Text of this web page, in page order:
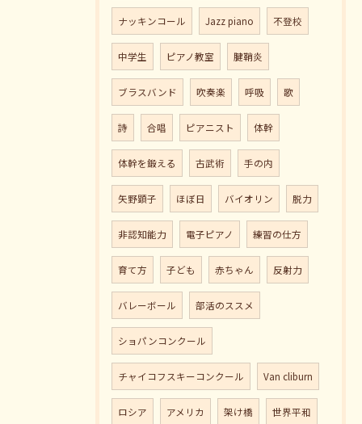
ナッキンコール Jazz piano 不登校
中学生 ピアノ教室 腱鞘炎
ブラスバンド 吹奏楽 呼吸 歌
詩 合唱 ピアニスト 体幹
体幹を鍛える 古武術 手の内
矢野顕子 ほぼ日 バイオリン 脱力
非認知能力 電子ピアノ 練習の仕方
育て方 子ども 赤ちゃん 反射力
バレーボール 部活のススメ
ショパンコンクール
チャイコフスキーコンクール Van cliburn
ロシア アメリカ 架け橋 世界平和